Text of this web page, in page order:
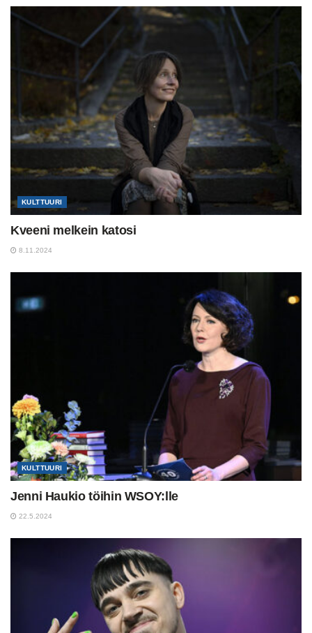
KULTTUURI
Kveeni melkein katosi
8.11.2024
KULTTUURI
Jenni Haukio töihin WSOY:lle
22.5.2024